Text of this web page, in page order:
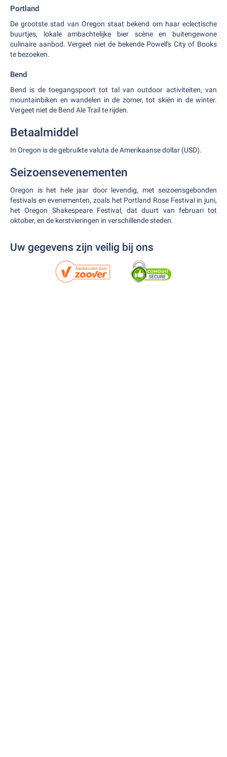
Portland
De grootste stad van Oregon staat bekend om haar eclectische
buurtjes, lokale ambachtelijke bier scène en buitengewone
culinaire aanbod. Vergeet niet de bekende Powell's City of Books
te bezoeken.
Bend
Bend is de toegangspoort tot tal van outdoor activiteiten, van
mountainbiken en wandelen in de zomer, tot skiën in de winter.
Vergeet niet de Bend Ale Trail te rijden.
Betaalmiddel
In Oregon is de gebruikte valuta de Amerikaanse dollar (USD).
Seizoensevenementen
Oregon is het hele jaar door levendig, met seizoensgebonden
festivals en evenementen, zoals het Portland Rose Festival in juni,
het Oregon Shakespeare Festival, dat duurt van februari tot
oktober, en de kerstvieringen in verschillende steden.
Uw gegevens zijn veilig bij ons